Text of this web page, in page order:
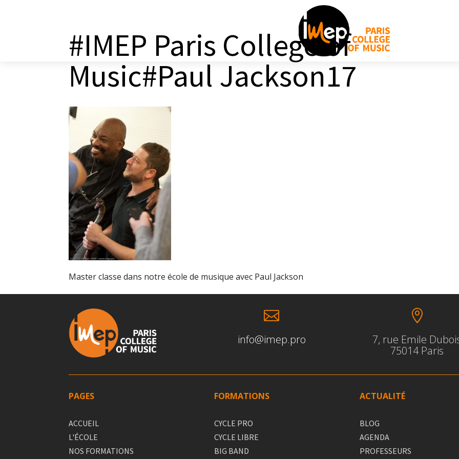
#IMEP Paris College of
Music#Paul Jackson17
Master classe dans notre école de musique avec Paul Jackson

info@imep.pro

7, rue Emile
75014 Paris
PAGES
ACCUEIL
L'ÉCOLE
NOS FORMATIONS
FORMATIONS
CYCLE PRO
CYCLE LIBRE
BIG BAND
ACTUALITÉ
BLOG
AGENDA
PROFESSEURS